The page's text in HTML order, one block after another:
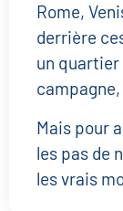
Rome,
derrière
un quartier
Mais pour
les pas de
les vrais